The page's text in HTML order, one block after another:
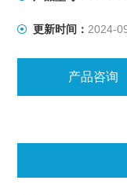
更新时间： 2024-
产品咨询